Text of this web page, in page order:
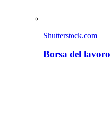
Shutterstock.com
Borsa del lavoro